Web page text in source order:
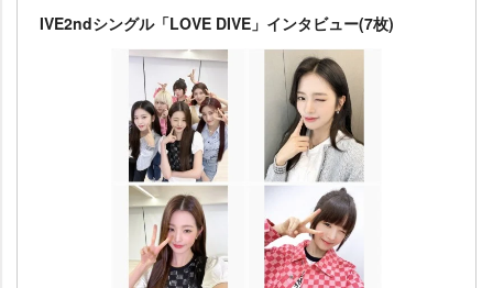
IVE2ndシングル「LOVE DIVE」インタビュー(7枚)